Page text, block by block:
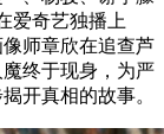
爱奇艺独播上
师章欣在追查芦
终于现身，为严
开真相的故事。